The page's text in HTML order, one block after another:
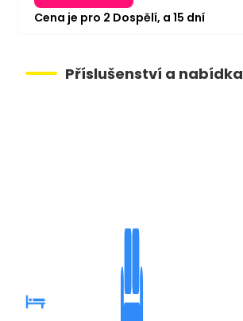
Cena je pro 2 Dospělí, a 15 dní
Příslušenství a nabídka